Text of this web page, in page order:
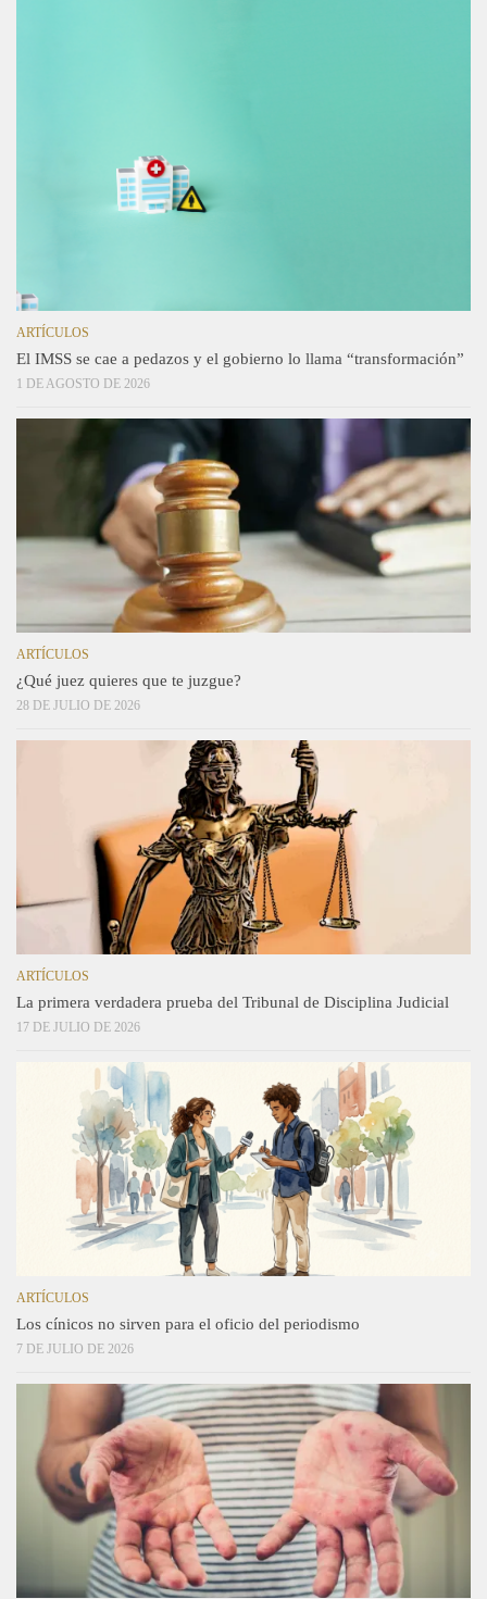
ARTÍCULOS
El IMSS se cae a pedazos y el gobierno lo llama “transformación”
1 DE AGOSTO DE 2026
ARTÍCULOS
¿Qué juez quieres que te juzgue?
28 DE JULIO DE 2026
ARTÍCULOS
La primera verdadera prueba del Tribunal de Disciplina Judicial
17 DE JULIO DE 2026
ARTÍCULOS
Los cínicos no sirven para el oficio del periodismo
7 DE JULIO DE 2026